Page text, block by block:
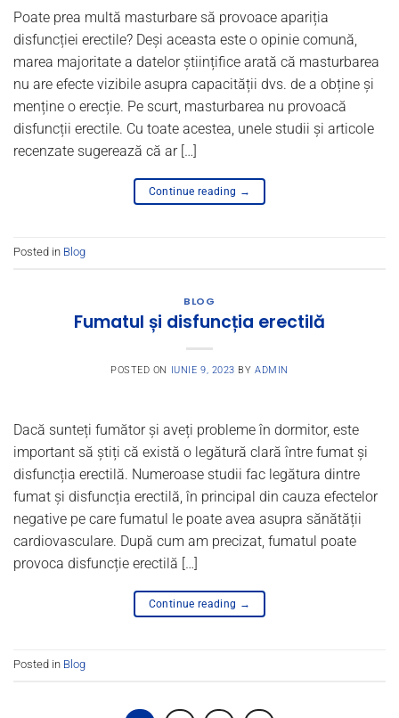
Poate prea multă masturbare să provoace apariția
disfuncției erectile? Deși aceasta este o opinie comună,
marea majoritate a datelor științifice arată că masturbarea
nu are efecte vizibile asupra capacității dvs. de a obține și
menține o erecție. Pe scurt, masturbarea nu provoacă
disfuncții erectile. Cu toate acestea, unele studii și articole
recenzate sugerează că ar […]
Continue reading →
Posted in Blog
BLOG
Fumatul și disfuncția erectilă
POSTED ON IUNIE 9, 2023 BYADMIN
Dacă sunteți fumător și aveți probleme în dormitor, este
important să știți că există o legătură clară între fumat și
disfuncția erectilă. Numeroase studii fac legătura dintre
fumat și disfuncția erectilă, în principal din cauza efectelor
negative pe care fumatul le poate avea asupra sănătății
cardiovasculare. După cum am precizat, fumatul poate
provoca disfuncție erectilă […]
Continue reading →
Posted in Blog